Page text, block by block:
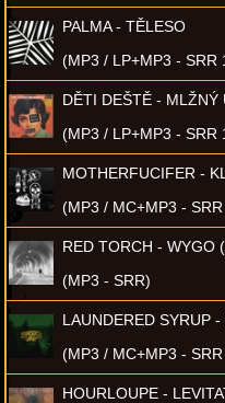
PALMA - TĚLESO
(MP3 / LP+MP3 - SRR
DĚTI DEŠTĚ - MLŽNÝ
(MP3 / LP+MP3 - SRR
MOTHERFUCIFER -
(MP3 / MC+MP3 -
RED TORCH - WYGO
(MP3 - SRR)
LAUNDERED SYRUP
(MP3 / MC+MP3 -
HOURLOUPE -